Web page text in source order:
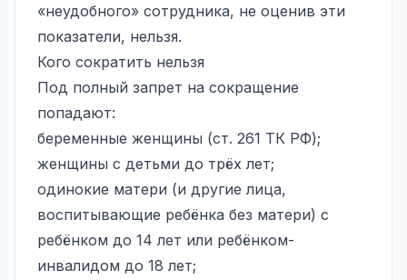
«неудобного» сотрудника, не оценив эти
показатели, нельзя.
Кого сократить нельзя
Под полный запрет на сокращение
попадают:
беременные женщины (ст. 261 ТК РФ);
женщины с детьми до трёх лет;
одинокие матери (и другие лица,
воспитывающие ребёнка без матери) с
ребёнком до 14 лет или ребёнком-
инвалидом до 18 лет;